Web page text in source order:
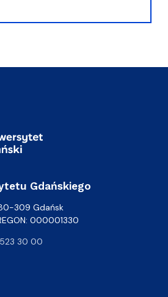
Gdańskiego
309 Gdańsk
000001330
30 00